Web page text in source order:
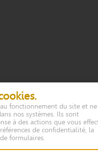
fonctionnement du site et ne
nos systèmes. Ils sont
à des actions que vous
de confidentialité, la
formulaires.